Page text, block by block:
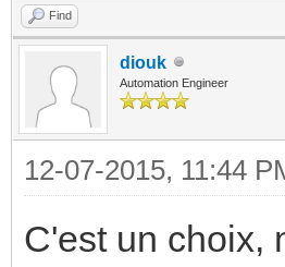
Find
diouk
Automation Engineer
12-07-2015, 11:44
C'est un choix,